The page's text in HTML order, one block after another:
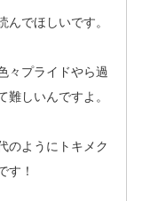
んでほしいです。
々プライドやら過
難しいんですよ。
のようにトキメク
す！